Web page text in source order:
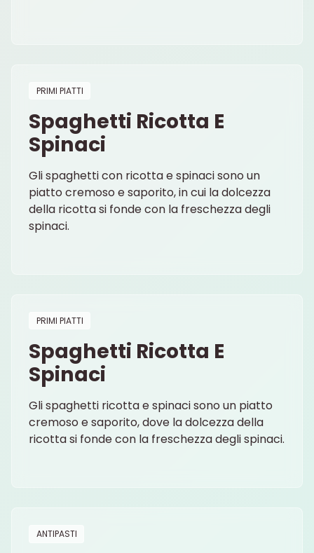
PRIMI PIATTI
Spaghetti Ricotta E
Spinaci
Gli spaghetti con ricotta e spinaci sono un
piatto cremoso e saporito, in cui la dolcezza
della ricotta si fonde con la freschezza degli
spinaci.
PRIMI PIATTI
Spaghetti Ricotta E
Spinaci
Gli spaghetti ricotta e spinaci sono un piatto
cremoso e saporito, dove la dolcezza della
ricotta si fonde con la freschezza degli spinaci.
ANTIPASTI